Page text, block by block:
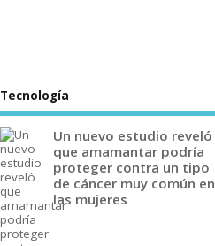
Tecnología
Un nuevo estudio reveló
que amamantar podría
proteger contra un tipo
de cáncer muy común en
las mujeres